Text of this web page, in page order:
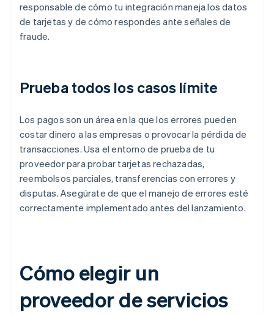
responsable de cómo tu integración maneja los datos
de tarjetas y de cómo respondes ante señales de
fraude.
Prueba todos los casos límite
Los pagos son un área en la que los errores pueden
costar dinero a las empresas o provocar la pérdida de
transacciones. Usa el entorno de prueba de tu
proveedor para probar tarjetas rechazadas,
reembolsos parciales, transferencias con errores y
disputas. Asegúrate de que el manejo de errores esté
correctamente implementado antes del lanzamiento.
Cómo elegir un
proveedor de servicios